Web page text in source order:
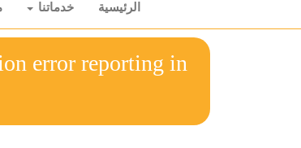
الرئيسية خدماتنا
error reporting in